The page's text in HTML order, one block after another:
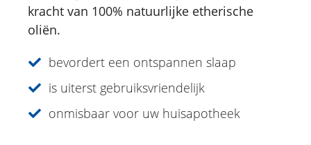
Eucasol-verstuiver
Gardenia Roll-on etherische oliemix
Eucalyptus Etherisch olie
kracht van 100% natuurlijke etherische
oliën.
bevordert een ontspannen slaap
is uiterst gebruiksvriendelijk
onmisbaar voor uw huisapotheek